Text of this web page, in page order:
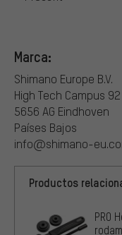
Marca:
Shimano Europe B.V.
High Tech Campus 92
5656 AG Eindhoven
Países Bajos
info@shimano-
Productos
PRO